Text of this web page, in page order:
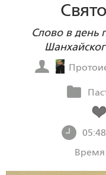
Слово в день
Время